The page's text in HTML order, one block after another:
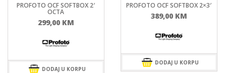
PROFOTO OCF SOFTBOX 2′
OCTA
299,00 KM
DODAJ U KORPU
PROFOTO OCF SOFTBOX 2×3′
389,00 KM
DODAJ U KORPU